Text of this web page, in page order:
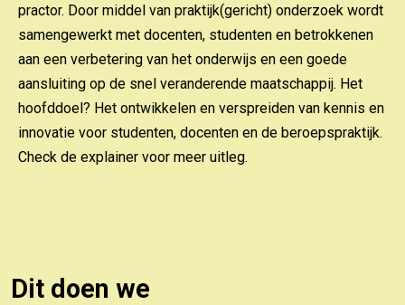
practor. Door middel van praktijk(gericht) onderzoek wordt
samengewerkt met docenten, studenten en betrokkenen
aan een verbetering van het onderwijs en een goede
aansluiting op de snel veranderende maatschappij. Het
hoofddoel? Het ontwikkelen en verspreiden van kennis en
innovatie voor studenten, docenten en de beroepspraktijk.
Check de explainer voor meer uitleg.
Dit doen we